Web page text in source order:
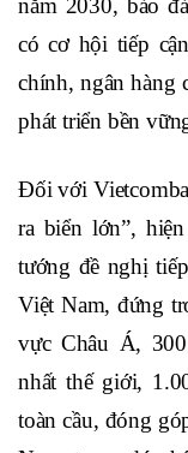
vực ASEAN vào
thích ứng với quá
ứng nhu cầu về
gia tăng của nền
có cơ hội tiếp
chính, ngân
phát triển bền vững.
Đối với
ra biển lớn”,
tướng đề nghị